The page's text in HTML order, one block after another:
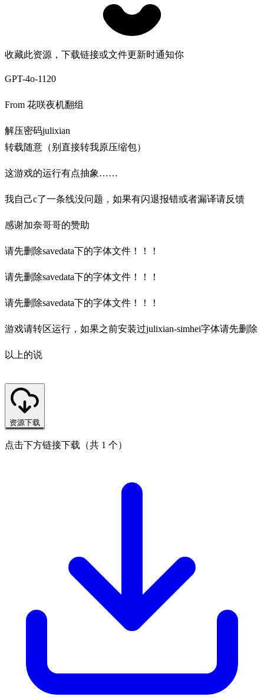
收藏此资源，下载链接或文件更新时通知你
GPT-4o-1120
From 花咲夜机翻组
解压密码julixian
转载随意（别直接转我原压缩包）
这游戏的运行有点抽象……
我自己c了一条线没问题，如果有闪退报错或者漏译请反馈
感谢加奈哥哥的赞助
请先删除savedata下的字体文件！！！
请先删除savedata下的字体文件！！！
请先删除savedata下的字体文件！！！
游戏请转区运行，如果之前安装过julixian-simhei字体请先删除
以上的说
资源下载
点击下方链接下载（共 1 个）